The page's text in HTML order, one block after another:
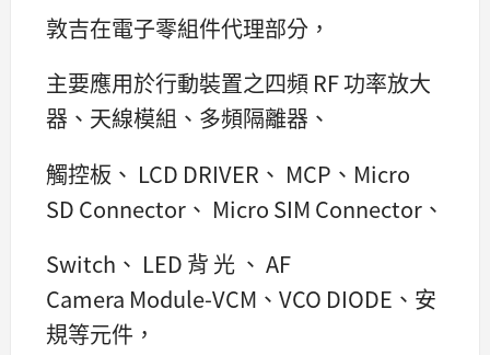
敦吉在電子零組件代理部分，
主要應用於行動裝置之四頻 RF 功率放大
器、天線模組、多頻隔離器、
觸控板、 LCD DRIVER、 MCP、Micro
SD Connector、 Micro SIM Connector、
Switch、 LED 背 光 、 AF
Camera Module-VCM、VCO DIODE、安
規等元件，